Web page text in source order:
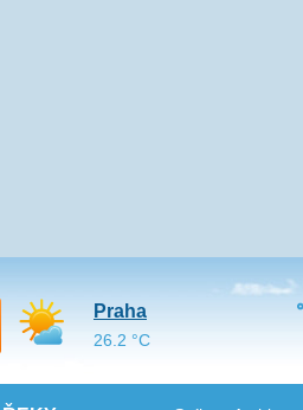
Praha
26.2 °C